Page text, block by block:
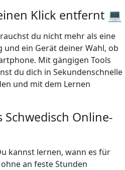
Klick entfernt 💻
du nicht mehr als eine
ein Gerät deiner Wahl, ob
Mit gängigen Tools
du dich in Sekundenschnelle
und mit dem Lernen
Schwedisch Online-
kannst lernen, wann es für
an feste Stunden